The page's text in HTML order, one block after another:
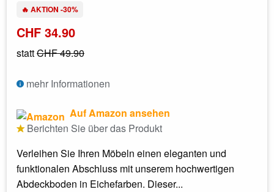
🔥 AKTION -30%
CHF 34.90
stattCHF 49.90
mehr Informationen
Auf Amazon ansehen
Berichten Sie über das Produkt
Verleihen Sie Ihren Möbeln einen eleganten und
funktionalen Abschluss mit unserem hochwertigen
Abdeckboden in Eichefarben. Dieser...